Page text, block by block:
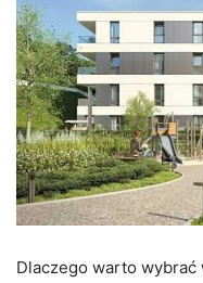
Dlaczego warto wybrać